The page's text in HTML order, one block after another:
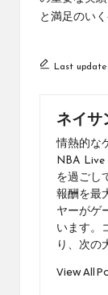
と満足のい
Last
ネイサ
情熱的な
NBA Live
を過ごし
報酬を最
ヤーがゲ
います。
り、次の
View All